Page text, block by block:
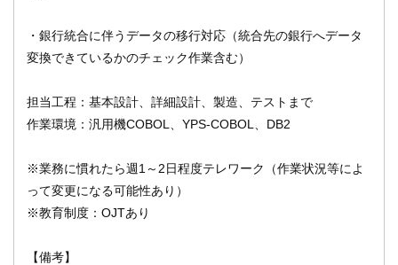
・銀行統合に伴うデータの移行対応（統合先の銀行へデータ
変換できているかのチェック作業含む）
担当工程：基本設計、詳細設計、製造、テストまで
作業環境：汎用機COBOL、YPS-COBOL、DB2
※業務に慣れたら週1～2日程度テレワーク（作業状況等によ
って変更になる可能性あり）
※教育制度：OJTあり
【備考】